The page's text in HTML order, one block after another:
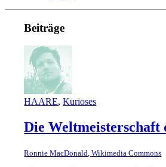
Beiträge
HAARE,Kurioses
Die Weltmeisterschaft
Ronnie MacDonald, Wikimedia Commons